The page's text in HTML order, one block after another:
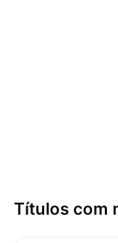
Títulos com